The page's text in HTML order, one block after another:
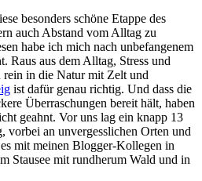
besonders schöne Etappe des
auch Abstand vom Alltag zu
habe ich mich nach unbefangenem
Raus aus dem Alltag, Stress und
rein in die Natur mit Zelt und
ist dafür genau richtig. Und dass die
Überraschungen bereit hält, haben
geahnt. Vor uns lag ein knapp 13
vorbei an unvergesslichen Orten und
mit meinen Blogger-Kollegen in
Stausee mit rundherum Wald und in